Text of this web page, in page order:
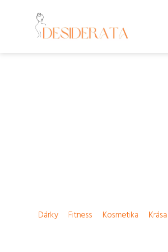
Dárky Fitness Kosmetika Krása